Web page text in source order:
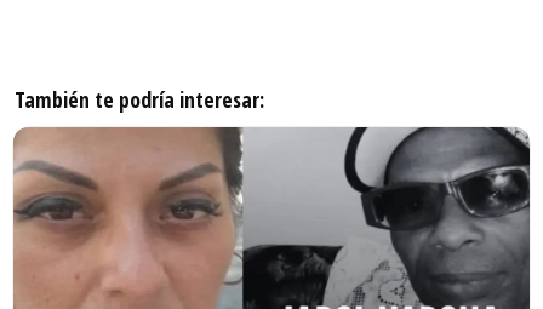
También te podría interesar: